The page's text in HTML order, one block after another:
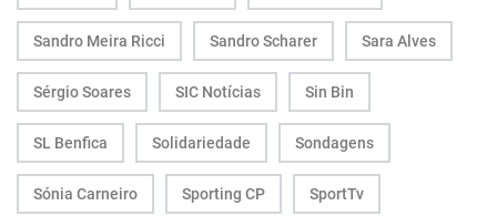
Sandro Meira Ricci Sandro Scharer Sara Alves
Sérgio Soares SIC Notícias Sin Bin
SL Benfica Solidariedade Sondagens
Sónia Carneiro Sporting CP SportTv